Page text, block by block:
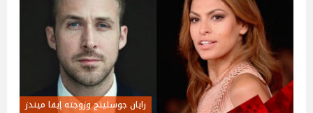
رايان جوسلينج وزوجته إيفا ميندز